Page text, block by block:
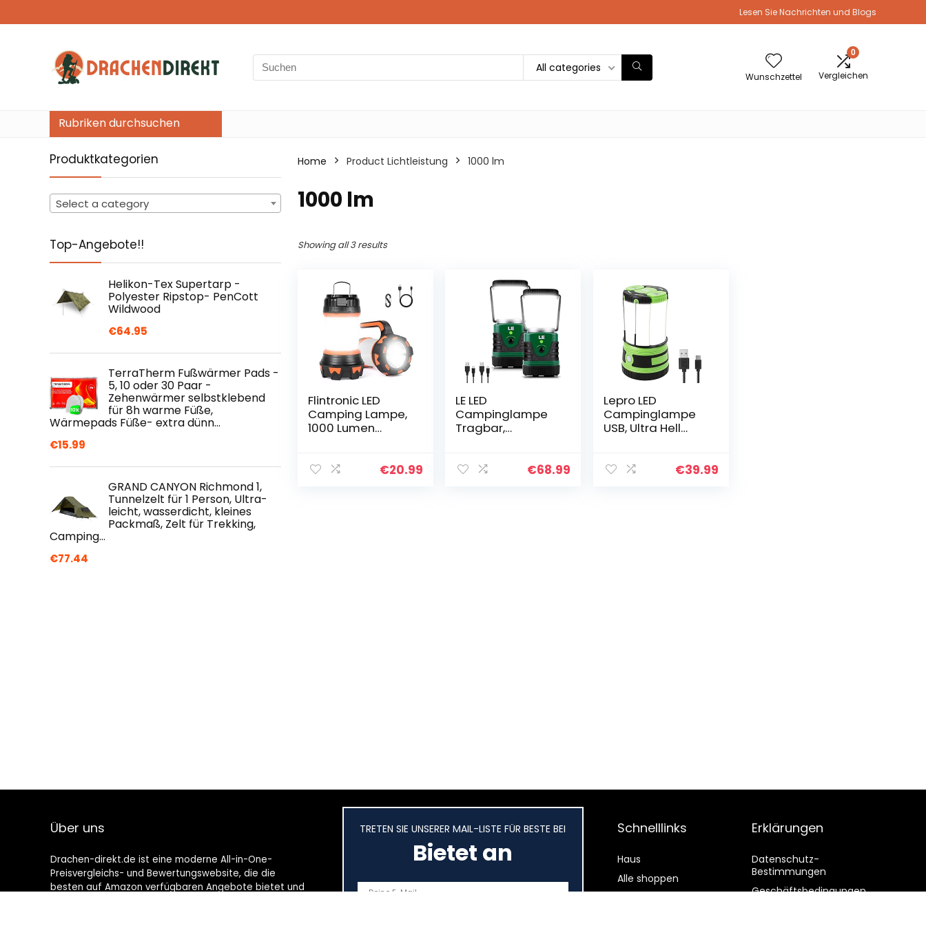
Lesen Sie Nachrichten und Blogs
Search
for:
All categories
Wunschzettel
0
Vergleichen
Rubriken durchsuchen
Produktkategorien
Select a category
Top-Angebote!!
Helikon-Tex Supertarp -
Polyester Ripstop- PenCott
Wildwood
€64.95
TerraTherm Fußwärmer Pads -
5, 10 oder 30 Paar -
Zehenwärmer selbstklebend
für 8h warme Füße,
Wärmepads Füße- extra dünn…
€15.99
GRAND CANYON Richmond 1,
Tunnelzelt für 1 Person, Ultra-
leicht, wasserdicht, kleines
Packmaß, Zelt für Trekking,
Camping…
€77.44
Home Product Lichtleistung ‎1000 lm
‎1000 lm
Showing all 3 results
Flintronic LED
Camping Lampe,
1000 Lumen
Leuchtmodi LED
€20.99
LE LED
Campinglampe
Tragbar,
e
€68.99
Lepro LED
Campinglampe
USB, Ultra Hell
di Laterne mit 2
€39.99
Über uns
Drachen-direkt.de ist eine moderne All-in-One-
Preisvergleichs- und Bewertungswebsite, die die
besten auf Amazon verfügbaren Angebote bietet und
TRETEN SIE UNSERER MAIL-LISTE FÜR BESTE BEI
Bietet an
Schnelllinks
Haus
Alle shoppen
Erklärungen
Datenschutz-
Bestimmungen
Geschäftsbedingungen